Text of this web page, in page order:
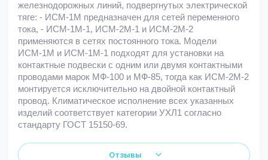
железнодорожных линий, подвергнутых электрической
тяге: - ИСМ-1М предназначен для сетей переменного
тока, - ИСМ-1М-1, ИСМ-2М-1 и ИСМ-2М-2
применяются в сетях постоянного тока. Модели
ИСМ-1М и ИСМ-1М-1 подходят для установки на
контактные подвески с одним или двумя контактными
проводами марок МФ-100 и МФ-85, тогда как ИСМ-2М-2
монтируется исключительно на двойной контактный
провод. Климатическое исполнение всех указанных
изделий соответствует категории УХЛ1 согласно
стандарту ГОСТ 15150-69.
Отзывы